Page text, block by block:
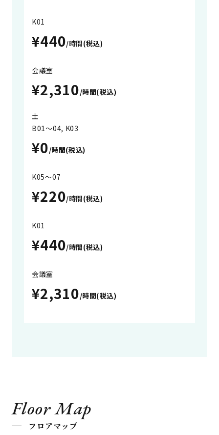
K01
¥440/時間(税込)
会議室
¥2,310/時間(税込)
土
B01～04, K03
¥0/時間(税込)
K05～07
¥220/時間(税込)
K01
¥440/時間(税込)
会議室
¥2,310/時間(税込)
Floor Map
フロアマップ